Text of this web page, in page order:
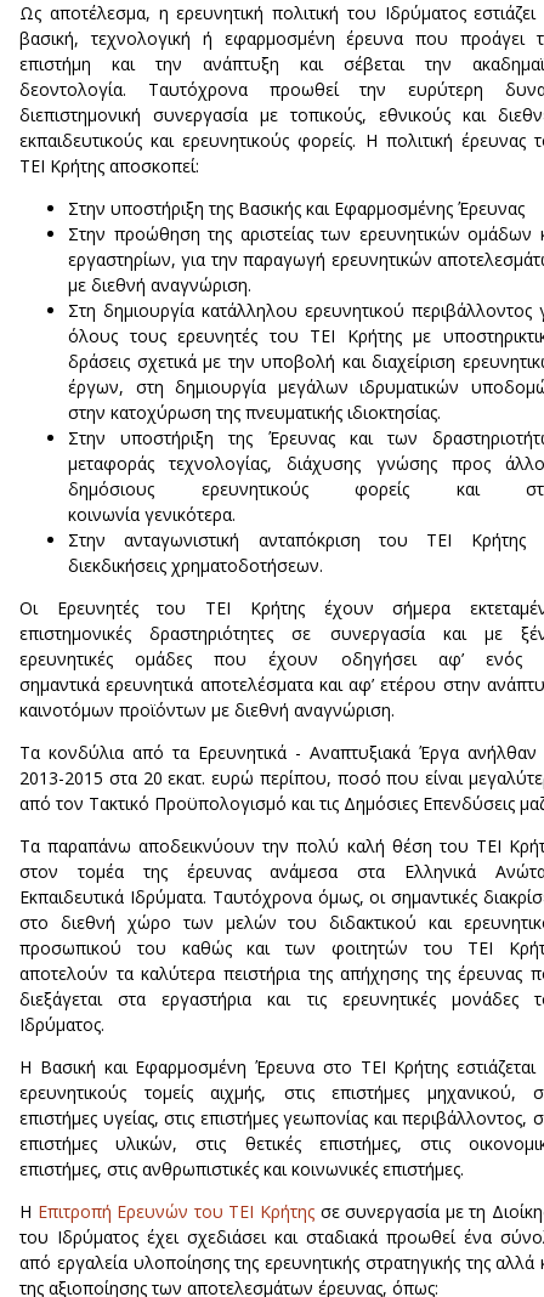
Ως αποτέλεσμα, η ερευνητική πολιτική του Ιδρύματος εστιάζει
βασική, τεχνολογική ή εφαρμοσμένη έρευνα που προάγει
επιστήμη και την ανάπτυξη και σέβεται την
δεοντολογία. Ταυτόχρονα προωθεί την ευρύτερη
διεπιστημονική συνεργασία με τοπικούς, εθνικούς και
εκπαιδευτικούς και ερευνητικούς φορείς. Η πολιτική έρευνας
ΤΕΙ Κρήτης αποσκοπεί:
Στην υποστήριξη της Βασικής και Εφαρμοσμένης Έρευνας
Στην προώθηση της αριστείας των ερευνητικών ομάδων
εργαστηρίων, για την παραγωγή ερευνητικών
με διεθνή αναγνώριση.
Στη δημιουργία κατάλληλου ερευνητικού περιβάλλοντος
όλους τους ερευνητές του ΤΕΙ Κρήτης με
δράσεις σχετικά με την υποβολή και διαχείριση
έργων, στη δημιουργία μεγάλων ιδρυματικών
στην κατοχύρωση της πνευματικής ιδιοκτησίας.
Στην υποστήριξη της Έρευνας και των
μεταφοράς τεχνολογίας, διάχυσης γνώσης προς
δημόσιους ερευνητικούς φορείς και
κοινωνία γενικότερα.
Στην ανταγωνιστική ανταπόκριση του ΤΕΙ Κρήτης
διεκδικήσεις χρηματοδοτήσεων.
Οι Ερευνητές του ΤΕΙ Κρήτης έχουν σήμερα
επιστημονικές δραστηριότητες σε συνεργασία και με
ερευνητικές ομάδες που έχουν οδηγήσει αφ’ ενός
σημαντικά ερευνητικά αποτελέσματα και αφ’ ετέρου στην
καινοτόμων προϊόντων με διεθνή αναγνώριση.
Τα κονδύλια από τα Ερευνητικά - Αναπτυξιακά Έργα ανήλθαν
2013-2015 στα 20 εκατ. ευρώ περίπου, ποσό που είναι
από τον Τακτικό Προϋπολογισμό και τις Δημόσιες Επενδύσεις
Τα παραπάνω αποδεικνύουν την πολύ καλή θέση του ΤΕΙ
στον τομέα της έρευνας ανάμεσα στα Ελληνικά
Εκπαιδευτικά Ιδρύματα. Ταυτόχρονα όμως, οι σημαντικές
στο διεθνή χώρο των μελών του διδακτικού και
προσωπικού του καθώς και των φοιτητών του ΤΕΙ
αποτελούν τα καλύτερα πειστήρια της απήχησης της έρευνας
διεξάγεται στα εργαστήρια και τις ερευνητικές μονάδες
Ιδρύματος.
Η Βασική και Εφαρμοσμένη Έρευνα στο ΤΕΙ Κρήτης εστιάζεται
ερευνητικούς τομείς αιχμής, στις επιστήμες μηχανικού,
επιστήμες υγείας, στις επιστήμες γεωπονίας και περιβάλλοντος,
επιστήμες υλικών, στις θετικές επιστήμες, στις
επιστήμες, στις ανθρωπιστικές και κοινωνικές επιστήμες.
Η Επιτροπή Ερευνών του ΤΕΙ Κρήτης σε συνεργασία με τη
του Ιδρύματος έχει σχεδιάσει και σταδιακά προωθεί ένα
από εργαλεία υλοποίησης της ερευνητικής στρατηγικής της αλλά
της αξιοποίησης των αποτελεσμάτων έρευνας, όπως: